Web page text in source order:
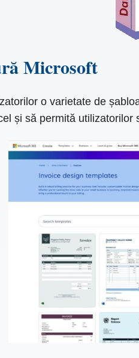
Microsoft
o varietate de
și să permită